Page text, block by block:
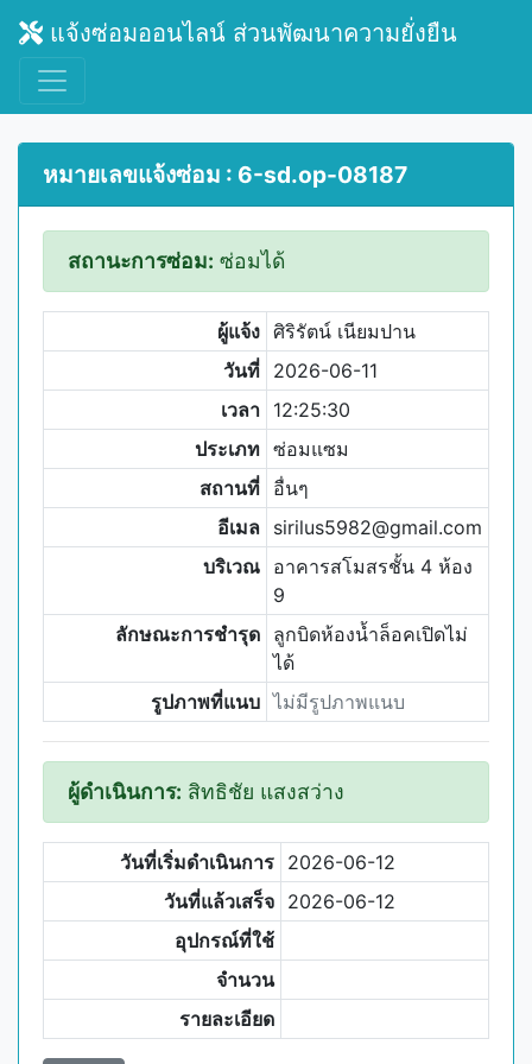
แจ้งซ่อมออนไลน์ ส่วนพัฒนาความยั่งยืน
หมายเลขแจ้งซ่อม : 6-sd.op-08187
สถานะการซ่อม: ซ่อมได้
ผู้แจ้ง ศิริรัตน์ เนียมปาน
วันที่ 2026-06-11
เวลา 12:25:30
ประเภท ซ่อมแซม
สถานที่ อื่นๆ
อีเมล sirilus5982@gmail.com
บริเวณ อาคารสโมสรชั้น 4 ห้อง
9
ลักษณะการชำรุด ลูกบิดห้องน้ำล็อคเปิดไม่
ได้
รูปภาพที่แนบ ไม่มีรูปภาพแนบ
ผู้ดำเนินการ: สิทธิชัย แสงสว่าง
วันที่เริ่มดำเนินการ 2026-06-12
วันที่แล้วเสร็จ 2026-06-12
อุปกรณ์ที่ใช้
จำนวน
รายละเอียด